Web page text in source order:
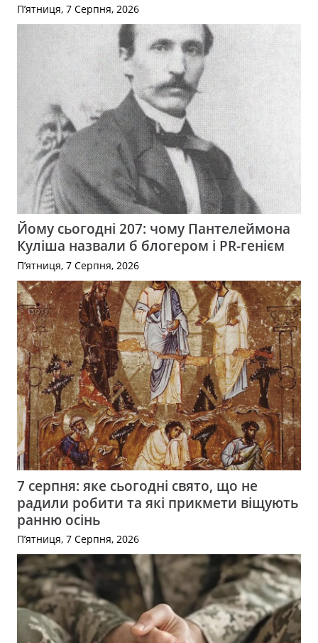
П’ятниця, 7 Серпня, 2026
Йому сьогодні 207: чому Пантелеймона
Куліша назвали б блогером і PR-генієм
П’ятниця, 7 Серпня, 2026
7 серпня: яке сьогодні свято, що не
радили робити та які прикмети віщують
ранню осінь
П’ятниця, 7 Серпня, 2026